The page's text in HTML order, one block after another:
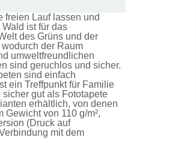
freien Lauf lassen und
ist für das
des Grüns und der
der Raum
umweltfreundlichen
sind geruchlos und sicher.
sind einfach
ein Treffpunkt für Familie
sicher gut als Fototapete
erhältlich, von denen
Gewicht von 110 g/m²,
(Druck auf
mit dem